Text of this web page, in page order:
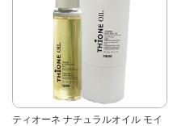
ティオーネ ナチュラルオイル モイ